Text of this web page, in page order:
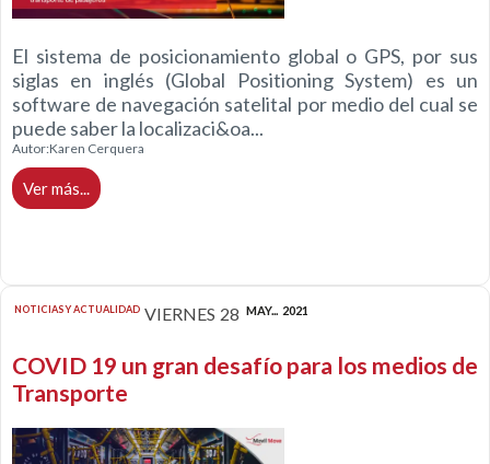
El sistema de posicionamiento global o GPS, por sus
siglas en inglés (Global Positioning System) es un
software de navegación satelital por medio del cual se
puede saber la localizaci&oa...
Autor:Karen Cerquera
Ver más...
NOTICIAS Y ACTUALIDAD VIERNES 28 MAY... 2021
COVID 19 un gran desafío para los medios de
Transporte